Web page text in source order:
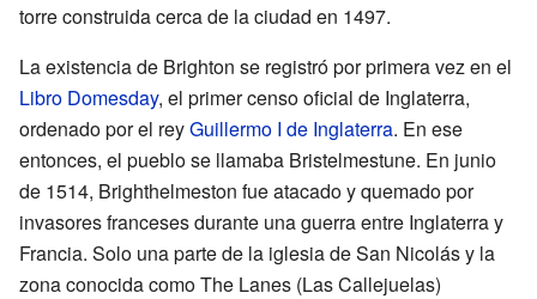
torre construida cerca de la ciudad en 1497.
La existencia de Brighton se registró por primera vez en el
Libro Domesday, el primer censo oficial de Inglaterra,
ordenado por el reyGuillermo I de Inglaterra. En ese
entonces, el pueblo se llamaba Bristelmestune. En junio
de 1514, Brighthelmeston fue atacado y quemado por
invasores franceses durante una guerra entre Inglaterra y
Francia. Solo una parte de la iglesia de San Nicolás y la
zona conocida como The Lanes (Las Callejuelas)